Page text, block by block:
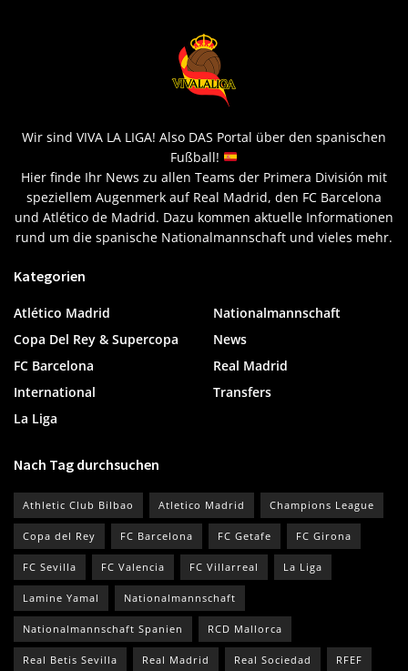
Wir sind VIVA LA LIGA! Also DAS Portal über den spanischen
Fußball!
Hier finde Ihr News zu allen Teams der Primera División mit
speziellem Augenmerk auf Real Madrid, den FC Barcelona
und Atlético de Madrid. Dazu kommen aktuelle Informationen
rund um die spanische Nationalmannschaft und vieles mehr.
Kategorien
Atlético Madrid
Copa Del Rey & Supercopa
FC Barcelona
International
La Liga
Nationalmannschaft
News
Real Madrid
Transfers
Nach Tag durchsuchen
Athletic Club Bilbao Atletico Madrid Champions League
Copa del Rey FC Barcelona FC Getafe FC Girona
FC Sevilla FC Valencia FC Villarreal La Liga
Lamine Yamal Nationalmannschaft
Nationalmannschaft Spanien RCD Mallorca
Real Betis Sevilla Real Madrid Real Sociedad RFEF